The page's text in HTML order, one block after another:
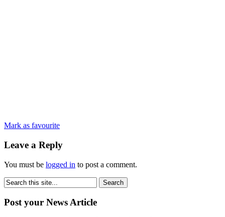
Mark as favourite
Leave a Reply
You must be logged in to post a comment.
Post your News Article